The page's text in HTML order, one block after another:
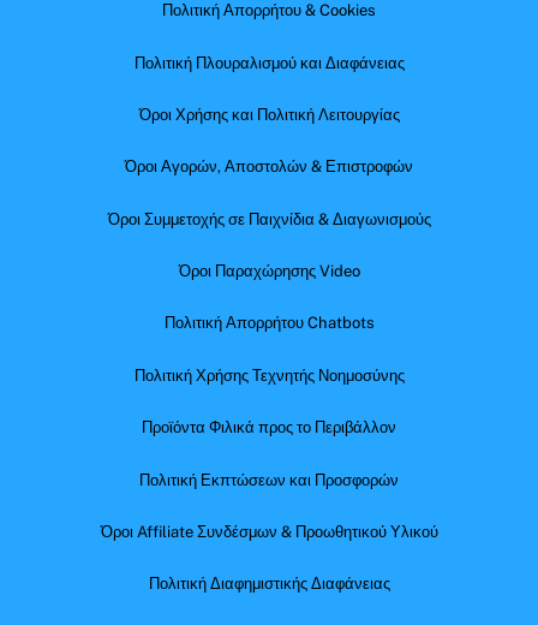
Πολιτική Απορρήτου & Cookies
Πολιτική Πλουραλισμού και Διαφάνειας
Όροι Χρήσης και Πολιτική Λειτουργίας
Όροι Αγορών, Αποστολών & Επιστροφών
Όροι Συμμετοχής σε Παιχνίδια & Διαγωνισμούς
Όροι Παραχώρησης Video
Πολιτική Απορρήτου Chatbots
Πολιτική Χρήσης Τεχνητής Νοημοσύνης
Προϊόντα Φιλικά προς το Περιβάλλον
Πολιτική Εκπτώσεων και Προσφορών
Όροι Affiliate Συνδέσμων & Προωθητικού Υλικού
Πολιτική Διαφημιστικής Διαφάνειας